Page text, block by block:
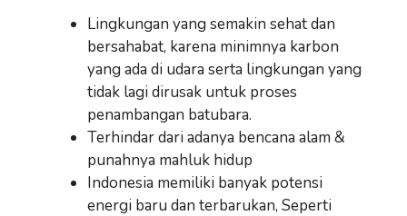
Lingkungan yang semakin sehat dan
bersahabat, karena minimnya karbon
yang ada di udara serta lingkungan yang
tidak lagi dirusak untuk proses
penambangan batubara.
Terhindar dari adanya bencana alam &
punahnya mahluk hidup
Indonesia memiliki banyak potensi
energi baru dan terbarukan, Seperti